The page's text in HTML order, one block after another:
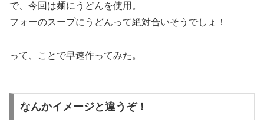
で、今回は麺にうどんを使用。
フォーのスープにうどんって絶対合いそうでしょ！
って、ことで早速作ってみた。
なんかイメージと違うぞ！